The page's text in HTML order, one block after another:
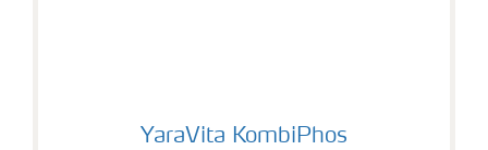
YaraVita KombiPhos
YaraVita KombiPhos